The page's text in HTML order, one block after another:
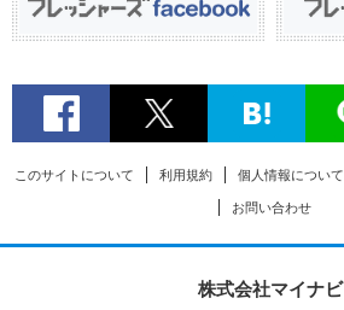
このサイトについて 利用規約 個人情報について
お問い合わせ
株式会社マイナビ